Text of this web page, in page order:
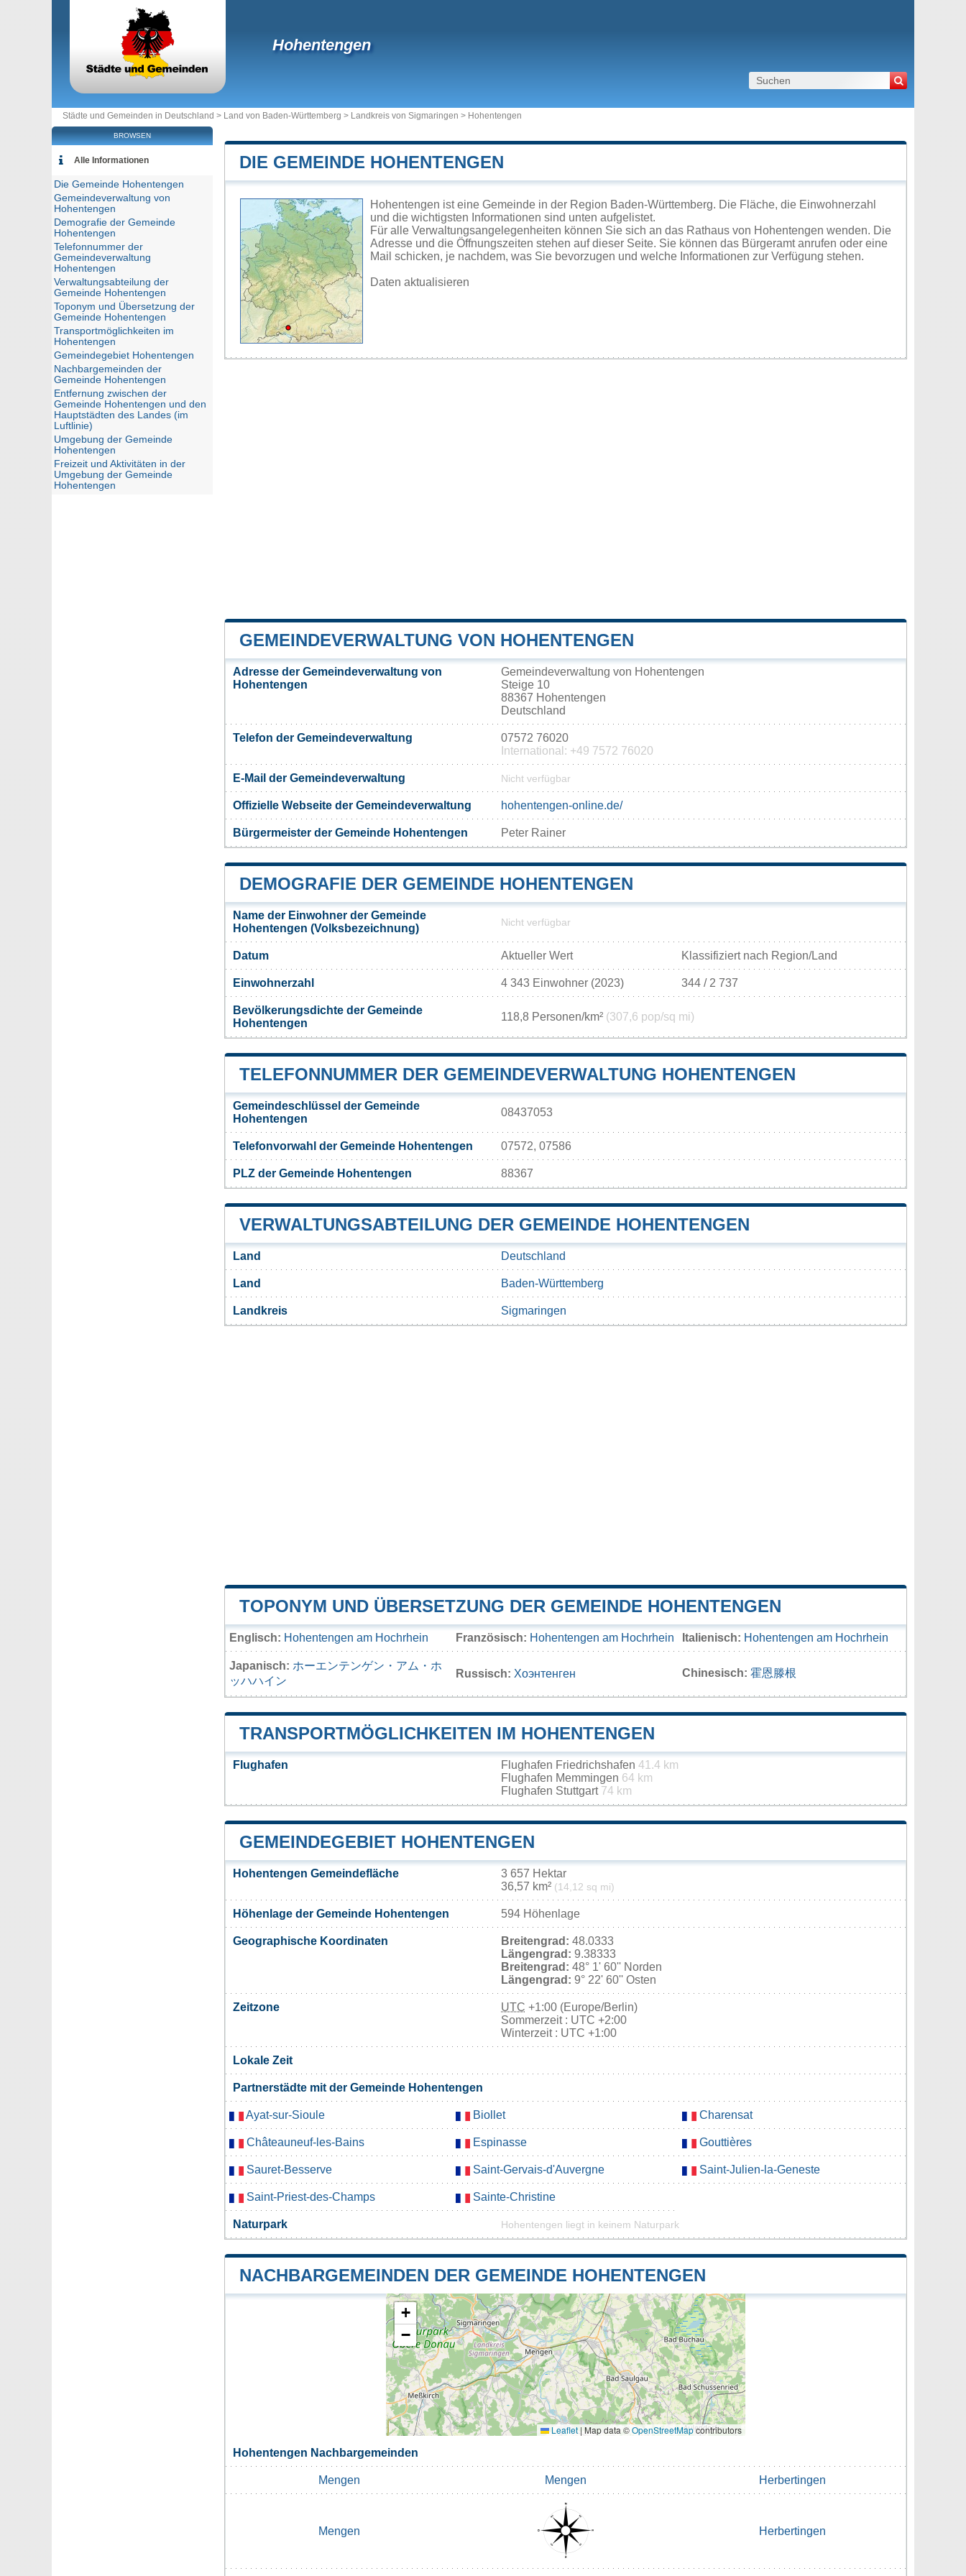
Hohentengen
Städte und Gemeinden in Deutschland > Land von Baden-Württemberg > Landkreis von Sigmaringen > Hohentengen
DIE GEMEINDE HOHENTENGEN
Hohentengen ist eine Gemeinde in der Region Baden-Württemberg. Die Fläche, die Einwohnerzahl
und die wichtigsten Informationen sind unten aufgelistet.
Für alle Verwaltungsangelegenheiten können Sie sich an das Rathaus von Hohentengen wenden. Die
Adresse und die Öffnungszeiten stehen auf dieser Seite. Sie können das Bürgeramt anrufen oder eine
Mail schicken, je nachdem, was Sie bevorzugen und welche Informationen zur Verfügung stehen.
Daten aktualisieren
GEMEINDEVERWALTUNG VON HOHENTENGEN
Adresse der Gemeindeverwaltung von
Hohentengen
Gemeindeverwaltung von Hohentengen
Steige 10
88367 Hohentengen
Deutschland
Telefon der Gemeindeverwaltung
07572 76020
International: +49 7572 76020
E-Mail der Gemeindeverwaltung Nicht verfügbar
Offizielle Webseite der Gemeindeverwaltung hohentengen-online.de/
Bürgermeister der Gemeinde Hohentengen Peter Rainer
DEMOGRAFIE DER GEMEINDE HOHENTENGEN
Name der Einwohner der Gemeinde
Hohentengen (Volksbezeichnung)
Nicht verfügbar
Datum Aktueller Wert Klassifiziert nach Region/Land
Einwohnerzahl 4 343 Einwohner (2023) 344 / 2 737
Bevölkerungsdichte der Gemeinde
Hohentengen
118,8 Personen/km² (307,6 pop/sq mi)
TELEFONNUMMER DER GEMEINDEVERWALTUNG HOHENTENGEN
Gemeindeschlüssel der Gemeinde
Hohentengen
08437053
Telefonvorwahl der Gemeinde Hohentengen 07572, 07586
PLZ der Gemeinde Hohentengen 88367
VERWALTUNGSABTEILUNG DER GEMEINDE HOHENTENGEN
Land Deutschland
Land Baden-Württemberg
Landkreis Sigmaringen
TOPONYM UND ÜBERSETZUNG DER GEMEINDE HOHENTENGEN
Englisch: Hohentengen am Hochrhein Französisch: Hohentengen am Hochrhein Italienisch: Hohentengen am Hochrhein
Japanisch: ホーエンテンゲン・アム・ホ
ッハハイン
Russisch: Хоэнтенген Chinesisch: 霍恩滕根
TRANSPORTMÖGLICHKEITEN IM HOHENTENGEN
Flughafen Flughafen Friedrichshafen 41.4 km
Flughafen Memmingen 64 km
Flughafen Stuttgart 74 km
GEMEINDEGEBIET HOHENTENGEN
Hohentengen Gemeindefläche
3 657 Hektar
36,57 km² (14,12 sq mi)
Höhenlage der Gemeinde Hohentengen 594 Höhenlage
Geographische Koordinaten Breitengrad: 48.0333
Längengrad: 9.38333
Breitengrad: 48° 1' 60'' Norden
Längengrad: 9° 22' 60'' Osten
Zeitzone UTC +1:00 (Europe/Berlin)
Sommerzeit : UTC +2:00
Winterzeit : UTC +1:00
Lokale Zeit
Partnerstädte mit der Gemeinde Hohentengen
Ayat-sur-Sioule Biollet Charensat
Châteauneuf-les-Bains Espinasse Gouttières
Sauret-Besserve Saint-Gervais-d'Auvergne Saint-Julien-la-Geneste
Saint-Priest-des-Champs Sainte-Christine
Naturpark Hohentengen liegt in keinem Naturpark
NACHBARGEMEINDEN DER GEMEINDE HOHENTENGEN
+
−
Leaflet | Map data ©OpenStreetMapcontributors
Hohentengen Nachbargemeinden
Mengen Mengen Herbertingen
Mengen Herbertingen
BROWSEN
Alle Informationen
Die Gemeinde Hohentengen
Gemeindeverwaltung von
Hohentengen
Demografie der Gemeinde
Hohentengen
Telefonnummer der
Gemeindeverwaltung
Hohentengen
Verwaltungsabteilung der
Gemeinde Hohentengen
Toponym und Übersetzung der
Gemeinde Hohentengen
Transportmöglichkeiten im
Hohentengen
Gemeindegebiet Hohentengen
Nachbargemeinden der
Gemeinde Hohentengen
Entfernung zwischen der
Gemeinde Hohentengen und den
Hauptstädten des Landes (im
Luftlinie)
Umgebung der Gemeinde
Hohentengen
Freizeit und Aktivitäten in der
Umgebung der Gemeinde
Hohentengen